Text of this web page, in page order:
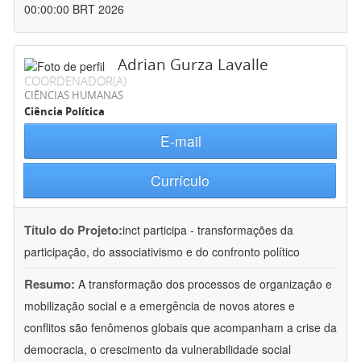
00:00:00 BRT 2026
Adrian Gurza Lavalle
COORDENADOR(A)
CIÊNCIAS HUMANAS
Ciência Política
E-mail
Currículo
Título do Projeto:inct participa - transformações da
participação, do associativismo e do confronto político
Resumo: A transformação dos processos de organização e
mobilização social e a emergência de novos atores e
conflitos são fenômenos globais que acompanham a crise da
democracia, o crescimento da vulnerabilidade social